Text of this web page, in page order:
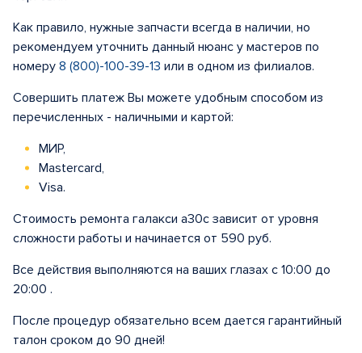
Как правило, нужные запчасти всегда в наличии, но
рекомендуем уточнить данный нюанс у мастеров по
номеру 8 (800)-100-39-13 или в одном из филиалов.
Совершить платеж Вы можете удобным способом из
перечисленных - наличными и картой:
МИР,
Mastercard,
Visa.
Стоимость ремонта галакси а30с зависит от уровня
сложности работы и начинается от 590 руб.
Все действия выполняются на ваших глазах с 10:00 до
20:00 .
После процедур обязательно всем дается гарантийный
талон сроком до 90 дней!